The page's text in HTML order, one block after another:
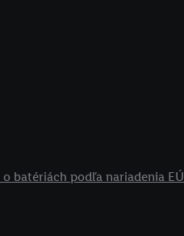
batériách podľa nariadenia EÚ